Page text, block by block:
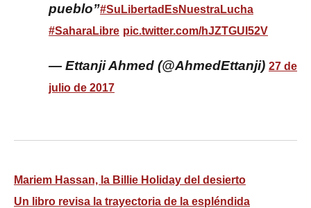
pueblo”#SuLibertadEsNuestraLucha
#SaharaLibre pic.twitter.com/hJZTGUI52V
— Ettanji Ahmed (@AhmedEttanji) 27 de
julio de 2017
Mariem Hassan, la Billie Holiday del desierto
Un libro revisa la trayectoria de la espléndida